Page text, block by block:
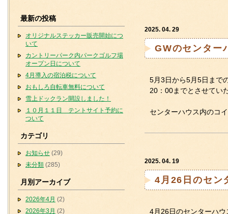
最新の投稿
オリジナルステッカー販売開始につ
いて
カントリーパーク内パークゴルフ場
オープン日について
4月導入の宿泊税について
おもしろ自転車無料について
雪上ドックラン開設しました！
１０月１１日 テントサイト予約に
ついて
カテゴリ
お知らせ (29)
未分類 (285)
月別アーカイブ
2026年4月 (2)
2026年3月 (2)
2025. 04. 29
GWのセンター
5月3日から5月5日まで
20：00までとさせてい
センターハウス内のコ
2025. 04. 19
4月26日のセン
4月26日のセンターハ